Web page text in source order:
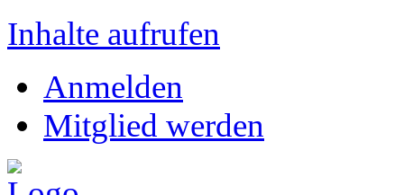
Inhalte aufrufen
Anmelden
Mitglied werden